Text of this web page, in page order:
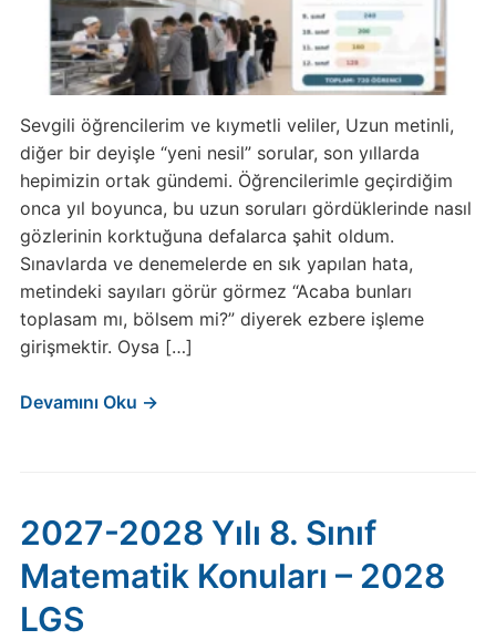
Sevgili öğrencilerim ve kıymetli veliler, Uzun metinli,
diğer bir deyişle “yeni nesil” sorular, son yıllarda
hepimizin ortak gündemi. Öğrencilerimle geçirdiğim
onca yıl boyunca, bu uzun soruları gördüklerinde nasıl
gözlerinin korktuğuna defalarca şahit oldum.
Sınavlarda ve denemelerde en sık yapılan hata,
metindeki sayıları görür görmez “Acaba bunları
toplasam mı, bölsem mi?” diyerek ezbere işleme
girişmektir. Oysa […]
Devamını Oku →
2027-2028 Yılı 8. Sınıf
Matematik Konuları – 2028
LGS